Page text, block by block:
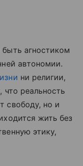
агностиком
автономии.
ни религии,
что реальность
свободу, но и
жить без
этику,